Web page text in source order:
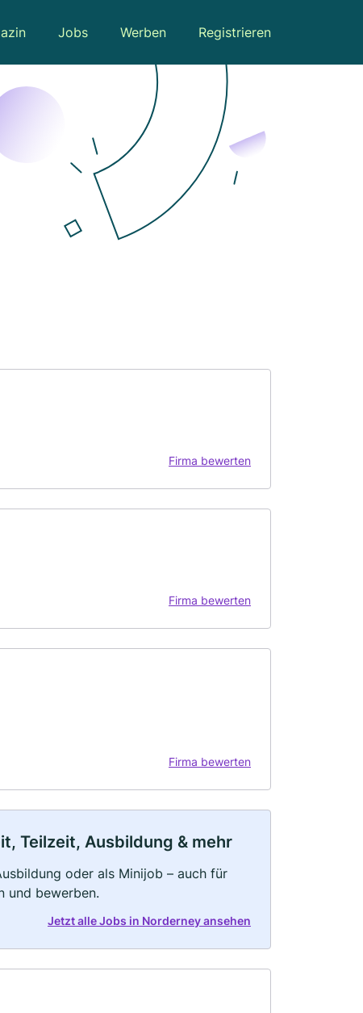
Jobs Werben Registrieren
Firma bewerten
Firma bewerten
Firma bewerten
Teilzeit, Ausbildung & mehr
oder als Minijob – auch für
und bewerben.
Jetzt alle Jobs in Norderney ansehen